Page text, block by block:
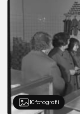
10 fotografií